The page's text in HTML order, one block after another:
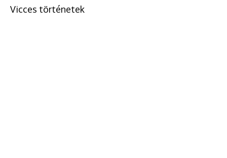
Vicces történetek